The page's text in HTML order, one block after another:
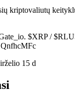
kriptovaliutų
$XRP /
15 d